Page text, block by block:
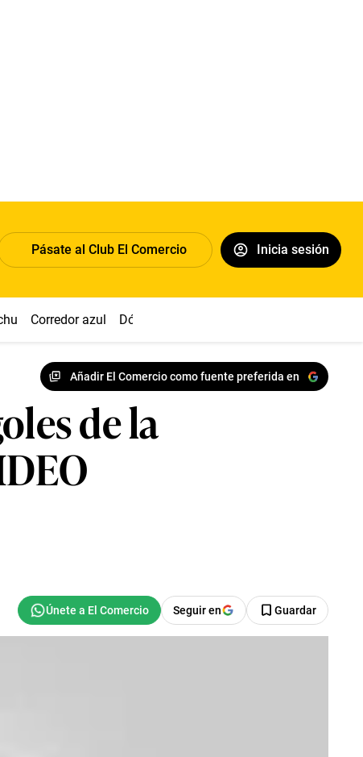
Pásate al Club El Comercio Inicia sesión
Corredor azul Dólar
Añadir El Comercio como fuente preferida en
de la
Seguir en Guardar